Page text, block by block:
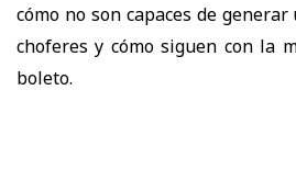
cómo no son capaces de
choferes y cómo siguen con la
boleto.